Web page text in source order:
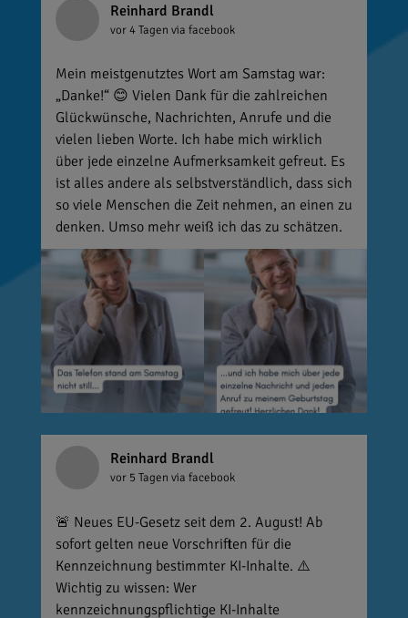
Reinhard Brandl
vor 4 Tagen via facebook
Mein meistgenutztes Wort am Samstag war:
„Danke!“ 😊 Vielen Dank für die zahlreichen
Glückwünsche, Nachrichten, Anrufe und die
vielen lieben Worte. Ich habe mich wirklich
über jede einzelne Aufmerksamkeit gefreut. Es
ist alles andere als selbstverständlich, dass sich
so viele Menschen die Zeit nehmen, an einen zu
denken. Umso mehr weiß ich das zu schätzen.
Reinhard Brandl
vor 5 Tagen via facebook
🚨 Neues EU-Gesetz seit dem 2. August! Ab
sofort gelten neue Vorschriften für die
Kennzeichnung bestimmter KI-Inhalte. ⚠️
Wichtig zu wissen: Wer
kennzeichnungspflichtige KI-Inhalte